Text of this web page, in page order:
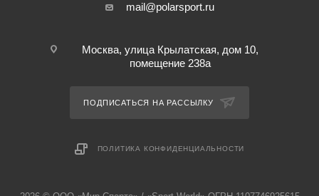
mail@polarsport.ru
Москва, улица Крылатская, дом 10,
помещение 238а
ПОДПИСАТЬСЯ НА РАССЫЛКУ
ПОЛИТИКА КОНФИДЕНЦИАЛЬНОСТИ